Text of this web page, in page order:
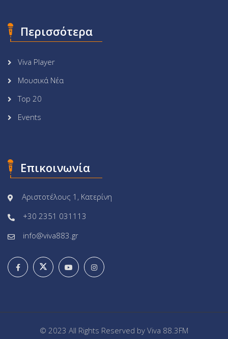
Περισσότερα
Viva Player
Μουσικά Νέα
Top 20
Events
Επικοινωνία
Αριστοτέλους 1, Κατερίνη
+30 2351 031113
info@viva883.gr
© 2023 All Rights Reserved by Viva 88.3FM